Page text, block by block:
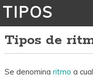
TIPOS
Tipos de
Se denomina ritmo a